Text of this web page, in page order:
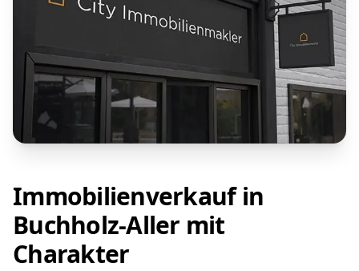
Immobilienverkauf in
Buchholz-Aller mit
Charakter